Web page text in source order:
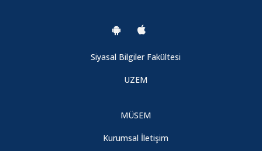
Siyasal Bilgiler Fakültesi
UZEM
MÜSEM
Kurumsal İletişim